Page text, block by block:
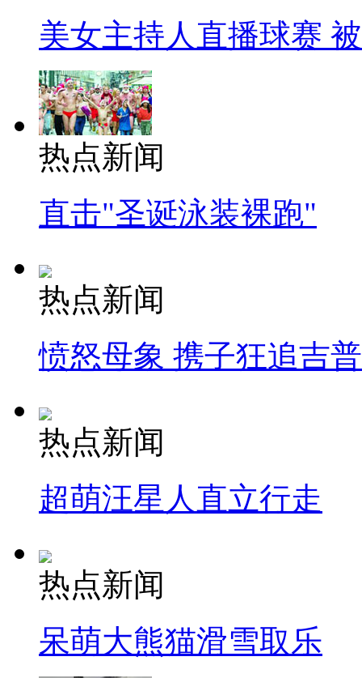
美女主持人直播球赛
热点新闻
直击"圣诞泳装裸跑"
热点新闻
愤怒母象 携子狂追吉
热点新闻
超萌汪星人直立行走
热点新闻
呆萌大熊猫滑雪取乐